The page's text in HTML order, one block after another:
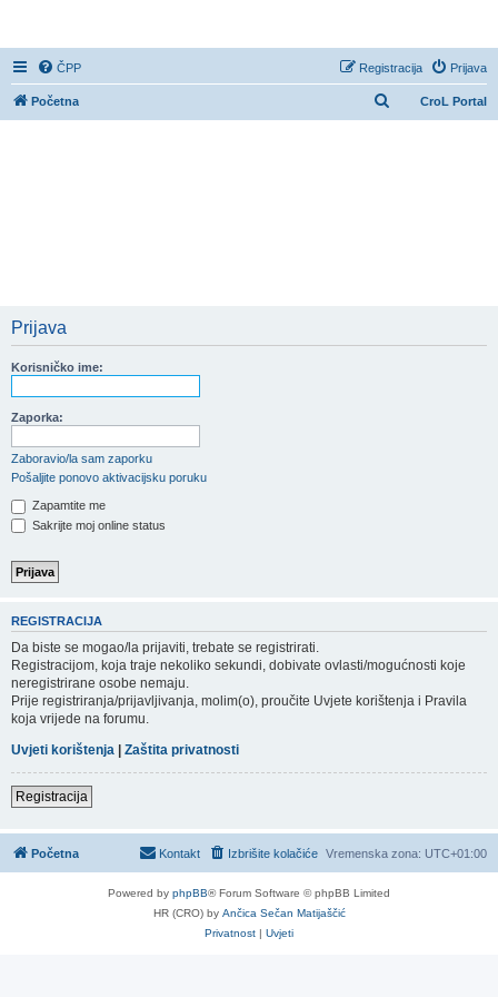
ČPP Prijava
Registracija
CroL Portal
Početna
Prijava
Korisničko ime:
Zaporka:
Zaboravio/la sam zaporku
Pošaljite ponovo aktivacijsku poruku
Zapamtite me
Sakrijte moj online status
REGISTRACIJA
Da biste se mogao/la prijaviti, trebate se registrirati.
Registracijom, koja traje nekoliko sekundi, dobivate ovlasti/mogućnosti koje
neregistrirane osobe nemaju.
Prije registriranja/prijavljivanja, molim(o), proučite Uvjete korištenja i Pravila
koja vrijede na forumu.
Uvjeti korištenja | Zaštita privatnosti
Registracija
Početna Vremenska zona: UTC+01:00
Izbrišite kolačiće
Kontakt
Powered by phpBB® Forum Software © phpBB Limited
HR (CRO) by Ančica Sečan Matijaščić
Privatnost | Uvjeti